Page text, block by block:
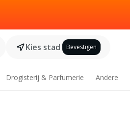
Kies stad Bevestigen
Drogisterij & Parfumerie Andere